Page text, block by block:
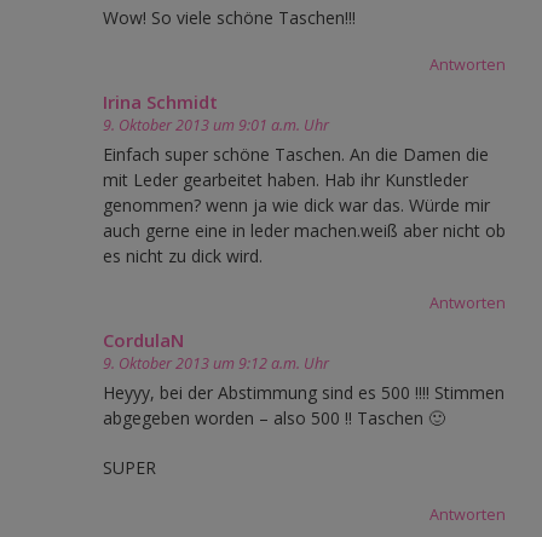
Wow! So viele schöne Taschen!!!
Antworten
Irina Schmidt
9. Oktober 2013 um 9:01 a.m. Uhr
Einfach super schöne Taschen. An die Damen die
mit Leder gearbeitet haben. Hab ihr Kunstleder
genommen? wenn ja wie dick war das. Würde mir
auch gerne eine in leder machen.weiß aber nicht ob
es nicht zu dick wird.
Antworten
CordulaN
9. Oktober 2013 um 9:12 a.m. Uhr
Heyyy, bei der Abstimmung sind es 500 !!!! Stimmen
abgegeben worden – also 500 !! Taschen 🙂
SUPER
Antworten